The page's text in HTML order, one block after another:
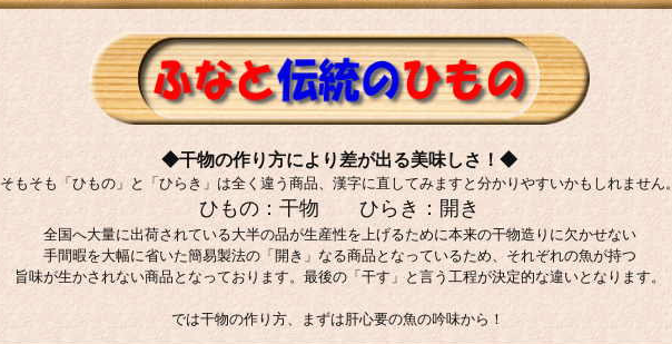
◆干物の作り方により差が出る美味しさ！◆
そもそも「ひもの」と「ひらき」は全く違う商品、漢字に直してみますと分かりやすいかもしれません。
ひもの：干物 ひらき：開き
全国へ大量に出荷されている大半の品が生産性を上げるために本来の干物造りに欠かせない
手間暇を大幅に省いた簡易製法の「開き」なる商品となっているため、それぞれの魚が持つ
旨味が生かされない商品となっております。最後の「干す」と言う工程が決定的な違いとなります。
では干物の作り方、まずは肝心要の魚の吟味から！